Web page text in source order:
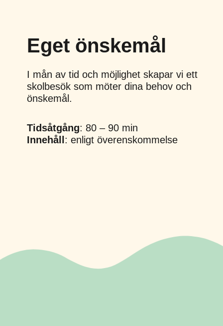
Eget önskemål
I mån av tid och möjlighet skapar vi ett
skolbesök som möter dina behov och
önskemål.
Tidsåtgång: 80 – 90 min
Innehåll : enligt överenskommelse